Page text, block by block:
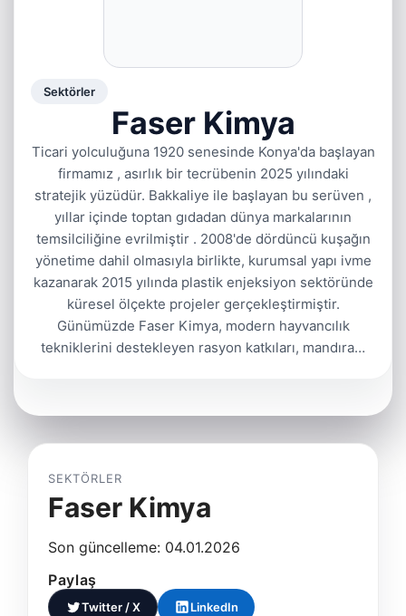
Sektörler
Faser Kimya
Ticari yolculuğuna 1920 senesinde Konya'da başlayan
firmamız , asırlık bir tecrübenin 2025 yılındaki
stratejik yüzüdür. Bakkaliye ile başlayan bu serüven ,
yıllar içinde toptan gıdadan dünya markalarının
temsilciliğine evrilmiştir . 2008'de dördüncü kuşağın
yönetime dahil olmasıyla birlikte, kurumsal yapı ivme
kazanarak 2015 yılında plastik enjeksiyon sektöründe
küresel ölçekte projeler gerçekleştirmiştir.
Günümüzde Faser Kimya, modern hayvancılık
tekniklerini destekleyen rasyon katkıları, mandıra…
SEKTÖRLER
Faser Kimya
Son güncelleme: 04.01.2026
Paylaş
Twitter / X LinkedIn